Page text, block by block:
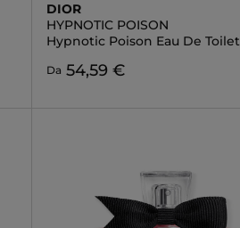
DIOR
HYPNOTIC POISON
Hypnotic Poison Eau De
Da 54,59 €